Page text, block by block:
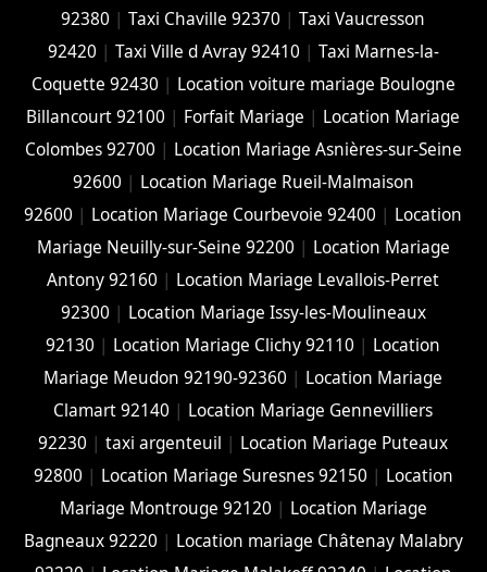
92380 |Taxi Chaville 92370 |Taxi Vaucresson
92420 | Taxi Ville d Avray 92410 | Taxi Marnes-la-
Coquette 92430 | Location voiture mariage Boulogne
Billancourt 92100 | Forfait Mariage | Location Mariage
Colombes 92700 | Location Mariage Asnières-sur-Seine
92600 | Location Mariage Rueil-Malmaison
92600 | Location Mariage Courbevoie 92400 | Location
Mariage Neuilly-sur-Seine 92200 | Location Mariage
Antony 92160 | Location Mariage Levallois-Perret
92300 | Location Mariage Issy-les-Moulineaux
92130 | Location Mariage Clichy 92110 | Location
Mariage Meudon 92190-92360 | Location Mariage
Clamart 92140 | Location Mariage Gennevilliers
92230 |taxi argenteuil | Location Mariage Puteaux
92800 | Location Mariage Suresnes 92150 | Location
Mariage Montrouge 92120 | Location Mariage
Bagneaux 92220 | Location mariage Châtenay Malabry